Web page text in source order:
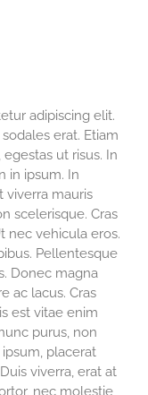
adipiscing elit.
erat. Etiam
ut risus. In
in ipsum. In
viverra mauris
scelerisque. Cras
nec vehicula eros.
Pellentesque
Donec magna
ac lacus. Cras
est vitae enim
purus, non
placerat
viverra, erat at
nec molestie